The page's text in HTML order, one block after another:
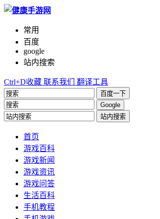
常用
百度
google
站内搜索
Ctrl+D收藏 联系我们 翻译工具
百度一下
Google
站内搜索
首页
游戏百科
游戏新闻
游戏资讯
游戏问答
生活百科
手机教程